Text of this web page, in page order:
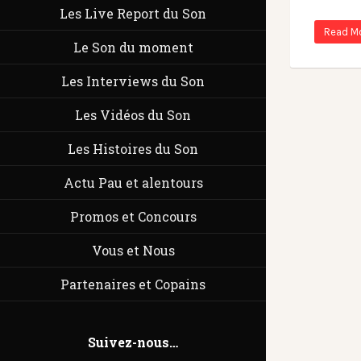
Les Live Report du Son
Le Son du moment
Les Interviews du Son
Les Vidéos du Son
Les Histoires du Son
Actu Pau et alentours
Promos et Concours
Vous et Nous
Partenaires et Copains
Suivez-nous…
Read